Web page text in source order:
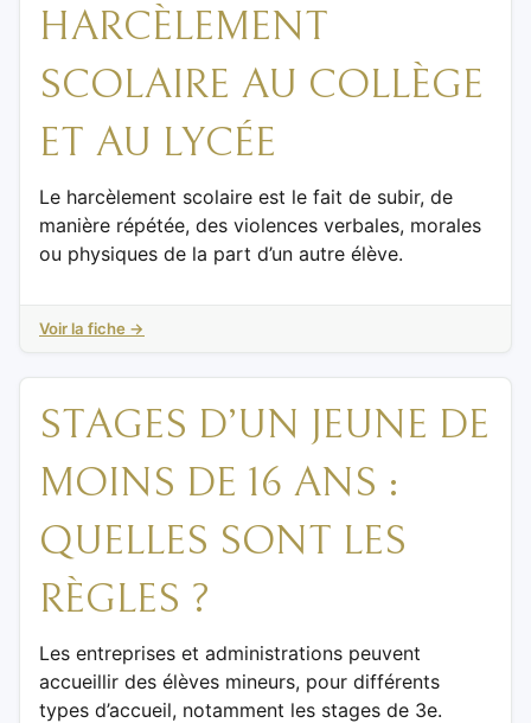
HARCÈLEMENT
SCOLAIRE AU COLLÈGE
ET AU LYCÉE
Le harcèlement scolaire est le fait de subir, de
manière répétée, des violences verbales, morales
ou physiques de la part d’un autre élève.
Voir la fiche →
STAGES D’UN JEUNE DE
MOINS DE 16 ANS :
QUELLES SONT LES
RÈGLES ?
Les entreprises et administrations peuvent
accueillir des élèves mineurs, pour différents
types d’accueil, notamment les stages de 3e.